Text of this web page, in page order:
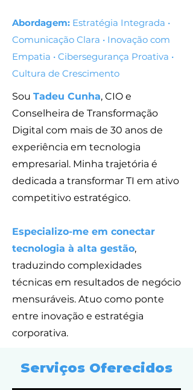
Abordagem: Estratégia Integrada •
Comunicação Clara • Inovação com
Empatia • Cibersegurança Proativa •
Cultura de Crescimento
Sou Tadeu Cunha, CIO e
Conselheira de Transformação
Digital com mais de 30 anos de
experiência em tecnologia
empresarial. Minha trajetória é
dedicada a transformar TI em ativo
competitivo estratégico.
Especializo-me em conectar
tecnologia à alta gestão,
traduzindo complexidades
técnicas em resultados de negócio
mensuráveis. Atuo como ponte
entre inovação e estratégia
corporativa.
Serviços Oferecidos